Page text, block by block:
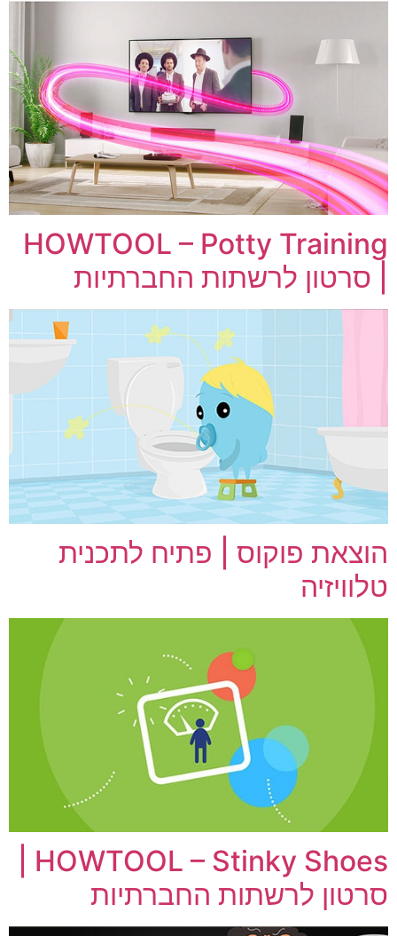
HOWTOOL – Potty Training
| סרטון לרשתות החברתיות
הוצאת פוקוס | פתיח לתכנית
טלוויזיה
סרטון לרשתות החברתיות